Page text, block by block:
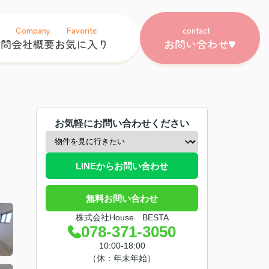
Company
会社概要
Favorite
お気に入り
contact
お問い合わせ
お気軽にお問い合わせください
LINEからお問い合わせ
無料お問い合わせ
株式会社House BESTA
078-371-3050
10:00-18:00
（休：年末年始）